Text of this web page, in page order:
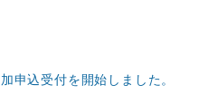
申込受付を開始しました。